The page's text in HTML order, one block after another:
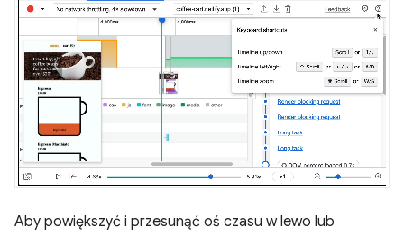
Aby powiększyć i przesunąć oś czasu w lewo lub